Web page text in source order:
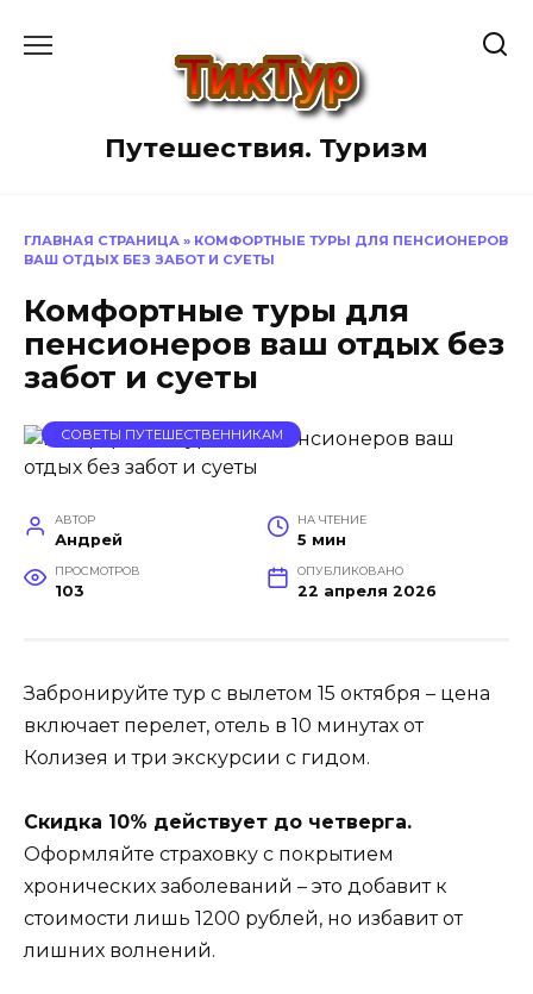
Путешествия. Туризм
ГЛАВНАЯ СТРАНИЦА » КОМФОРТНЫЕ ТУРЫ ДЛЯ ПЕНСИОНЕРОВ
ВАШ ОТДЫХ БЕЗ ЗАБОТ И СУЕТЫ
Комфортные туры для
пенсионеров ваш отдых без
забот и суеты
СОВЕТЫ ПУТЕШЕСТВЕННИКАМ
АВТОР
Андрей
НА ЧТЕНИЕ
5 мин
ПРОСМОТРОВ
103
ОПУБЛИКОВАНО
22 апреля 2026
Забронируйте тур с вылетом 15 октября – цена
включает перелет, отель в 10 минутах от
Колизея и три экскурсии с гидом.
Скидка 10% действует до четверга.
Оформляйте страховку с покрытием
хронических заболеваний – это добавит к
стоимости лишь 1200 рублей, но избавит от
лишних волнений.